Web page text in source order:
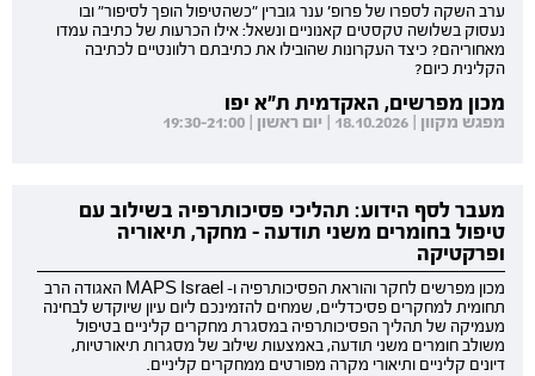
ערב השקה לספרו של פרופ' ענר גוברין "כשהטיפול הופך לסיפור" ובו
נעסוק בשלושה טקסטים קאנוניים ונשאל: אילו הכרעות של כתיבה עמדו
מאחוריהם? כיצד העקרונות שהובילו את כתיבתם רלוונטיים לכתיבה
הקלינית כיום?
מכון מפרשים, האקדמית ת"א יפו
מפגש מקוון | 18.10.2026 | יום ראשון | 19:30-21:00
מעבר לסף הידוע: תהליכי פסיכותרפיה בשילוב עם
טיפול בחומרים משני תודעה - מחקר, תיאוריה
ופרקטיקה
מכון מפרשים לחקר והוראת הפסיכותרפיה ו- MAPS Israel האגודה הרב
תחומית למחקרים פסיכדליים, שמחים להזמינכם ליום עיון שיוקדש לבחינה
מעמיקה של תהליך הפסיכותרפיה במסגרת מחקרים קליניים בטיפול
משולב חומרים משני תודעה, באמצעות שילוב של מסגרות תיאורטיות,
דיונים קליניים ותיאורי מקרה מפורטים ממחקרים קליניים.